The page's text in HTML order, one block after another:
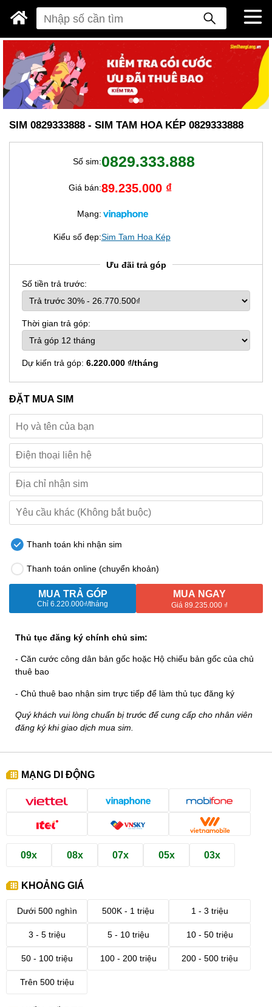
SIM 0829333888 - SIM TAM HOA KÉP 0829333888
Số sim:0829.333.888
Giá bán:89.235.000 ₫
Mạng:
Kiểu số đẹp:Sim Tam Hoa Kép
Ưu đãi trả góp
Số tiền trả trước:
Thời gian trả góp:
Dự kiến trả góp: 6.220.000 ₫/tháng
ĐẶT MUA SIM
Thanh toán khi nhận sim
Thanh toán online (chuyển khoản)
MUA TRẢ GÓP
Chỉ 6.220.000₫/tháng
MUA NGAY
Giá 89.235.000 ₫
Thủ tục đăng ký chính chủ sim:
- Căn cước công dân bản gốc hoặc Hộ chiếu bản gốc của chủ
thuê bao
- Chủ thuê bao nhận sim trực tiếp để làm thủ tục đăng ký
Quý khách vui lòng chuẩn bị trước để cung cấp cho nhân viên
đăng ký khi giao dịch mua sim.
MẠNG DI ĐỘNG
09x 08x 07x 05x 03x
KHOẢNG GIÁ
Dưới 500 nghìn 500K - 1 triệu 1 - 3 triệu
3 - 5 triệu 5 - 10 triệu 10 - 50 triệu
50 - 100 triệu 100 - 200 triệu 200 - 500 triệu
Trên 500 triệu